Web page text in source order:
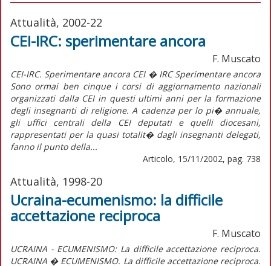
Attualità, 2002-22
CEI-IRC: sperimentare ancora
F. Muscato
CEI-IRC. Sperimentare ancora CEI � IRC Sperimentare ancora
Sono ormai ben cinque i corsi di aggiornamento nazionali
organizzati dalla CEI in questi ultimi anni per la formazione
degli insegnanti di religione. A cadenza per lo pi� annuale,
gli uffici centrali della CEI deputati e quelli diocesani,
rappresentati per la quasi totalit� dagli insegnanti delegati,
fanno il punto della...
Articolo, 15/11/2002, pag. 738
Attualità, 1998-20
Ucraina-ecumenismo: la difficile
accettazione reciproca
F. Muscato
UCRAINA - ECUMENISMO: La difficile accettazione reciproca.
UCRAINA � ECUMENISMO. La difficile accettazione reciproca.